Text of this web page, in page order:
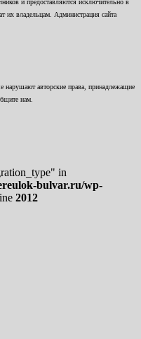
и предоставляются исключительно в
их владельцам. Администрация сайта
авторские права, принадлежащие
нам.
in
bulvar.ru/wp-
2012